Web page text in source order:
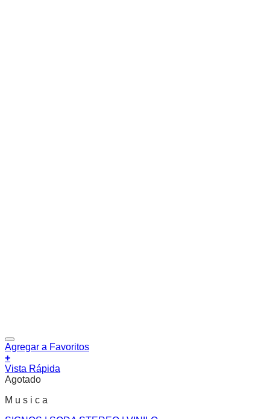
Agregar a Favoritos
+
Vista Rápida
Agotado
M u s i c a